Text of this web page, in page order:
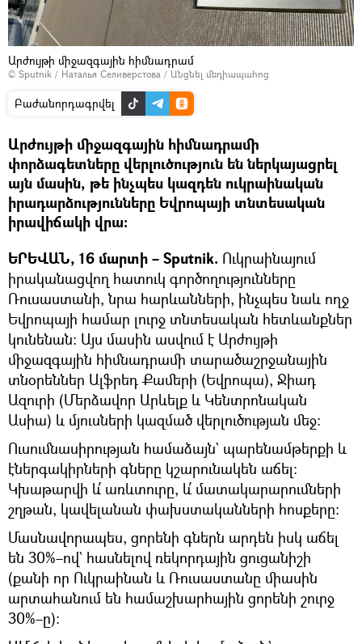
Արժույթի միջազգային հիմնադրամ
© Sputnik / Наталья Селиверстова / Անցնել մեդիապահոց
Բաժանորդագրվել
Արժույթի միջազգային հիմնադրամի
փորձագետները վերլուծություն են ներկայացրել
այն մասին, թե ինչպես կազդեն ուկրաինական
իրադարձությունները Եվրոպայի տնտեսական
իրավիճակի վրա։
ԵՐԵՎԱՆ, 16 մարտի – Sputnik. Ուկրաինայում
իրականացվող հատուկ գործողությունները
Ռուսաստանի, նրա հարևանների, ինչպես նաև ողջ
Եվրոպայի համար լուրջ տնտեսական հետևանքներ
կունենան։ Այս մասին ասվում է Արժույթի
միջազգային հիմնադրամի տարածաշրջանային
տնօրեններ Ալֆրեդ Քամերի (Եվրոպա), Ջիադ
Ազուրի (Մերձավոր Արևելք և Կենտրոնական
Ասիա) և մյուսների կազմած վերլուծության մեջ։
Ուսումնասիրության համաձայն` պարենամթերքի և
էներգակիրների գները կշարունակեն աճել։
Կխաթարվի և՛ առևտուրը, և՛ մատակարարումների
շղթան, կավելանան փախստականների հոսքերը։
Մասնավորապես, ցորենի գներն արդեն իսկ աճել
են 30%–ով` հասնելով ռեկորդային ցուցանիշի
(քանի որ Ուկրաինան և Ռուսաստանը միասին
արտահանում են համաշխարհային ցորենի շուրջ
30%–ը)։